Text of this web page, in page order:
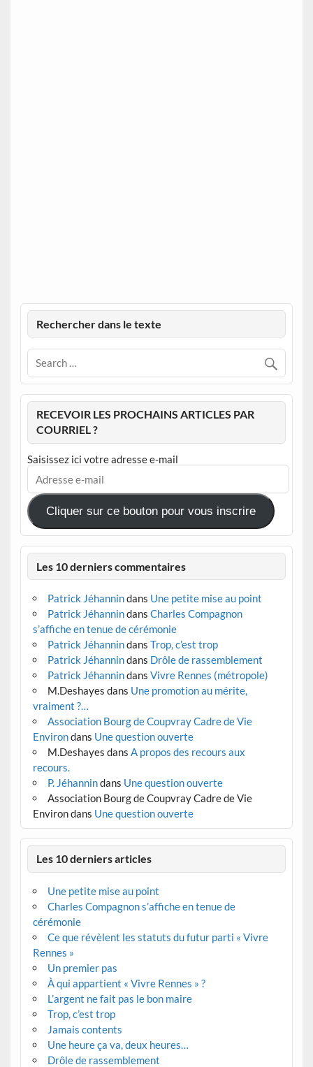
Rechercher dans le texte
RECEVOIR LES PROCHAINS ARTICLES PAR
COURRIEL ?
Saisissez ici votre adresse e-mail
Adresse
mail
Cliquer sur ce bouton pour vous inscrire
Les 10 derniers commentaires
Patrick Jéhannindans Une petite mise au point
Patrick Jéhannindans Charles Compagnon
s’affiche en tenue de cérémonie
Patrick Jéhannindans Trop, c’est trop
Patrick Jéhannindans Drôle de rassemblement
Patrick Jéhannindans Vivre Rennes (métropole)
M.Deshayes dans Une promotion au mérite,
vraiment ?…
Association Bourg de Coupvray Cadre de Vie
Environdans Une question ouverte
M.Deshayes dans A propos des recours aux
recours.
P. Jéhannindans Une question ouverte
Association Bourg de Coupvray Cadre de Vie
Environdans Une question ouverte
Les 10 derniers articles
Une petite mise au point
Charles Compagnon s’affiche en tenue de
cérémonie
Ce que révèlent les statuts du futur parti « Vivre
Rennes »
Un premier pas
À qui appartient « Vivre Rennes » ?
L’argent ne fait pas le bon maire
Trop, c’est trop
Jamais contents
Une heure ça va, deux heures…
Drôle de rassemblement